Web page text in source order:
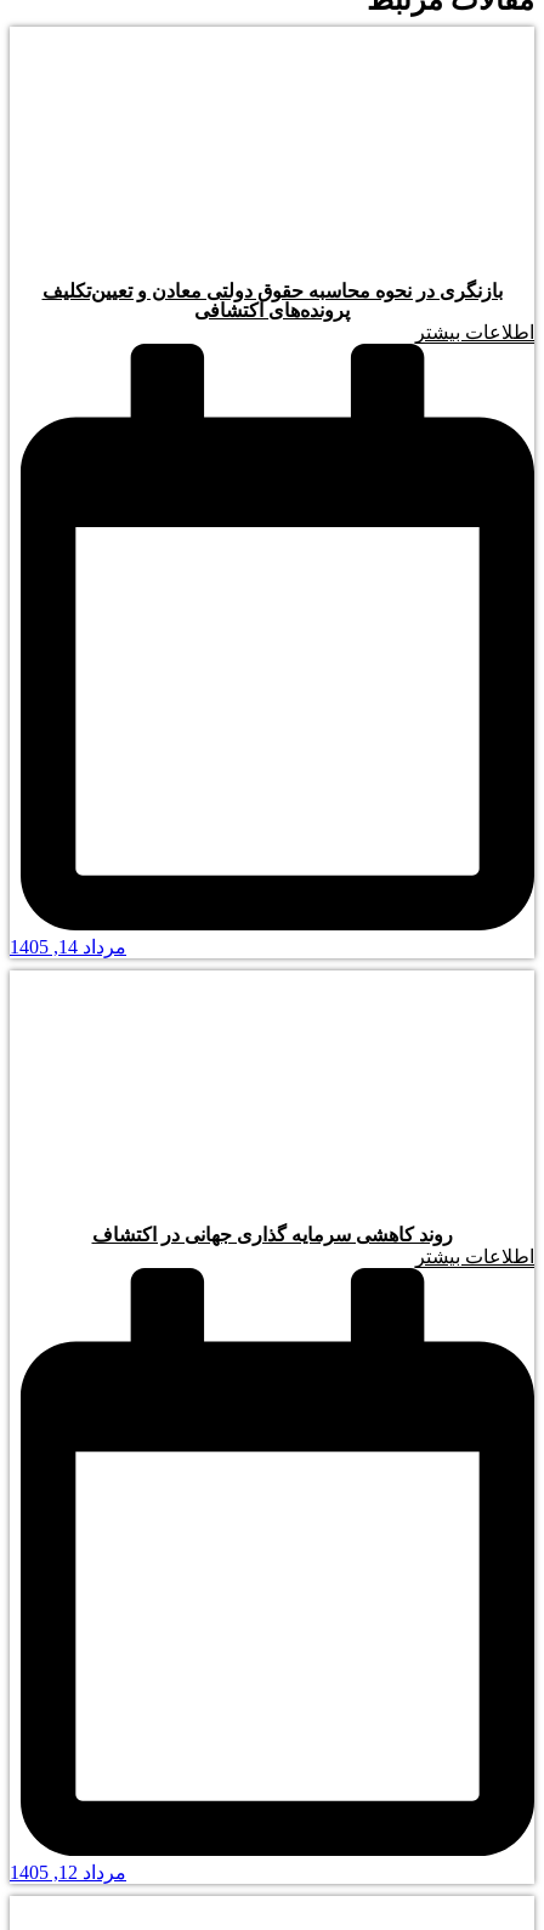
بازنگری در نحوه محاسبه حقوق دولتی معادن و تعیین‌تکلیف
پرونده‌های اکتشافی
اطلاعات بیشتر
مرداد 14, 1405
روند کاهشی سرمایه گذاری جهانی در اکتشاف
اطلاعات بیشتر
مرداد 12, 1405